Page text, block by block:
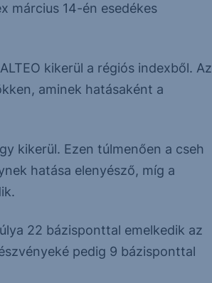
március 14-én esedékes
kikerül a régiós indexből. Az
aminek hatásaként a
kikerül. Ezen túlmenően a cseh
hatása elenyésző, míg a
22 bázisponttal emelkedik az
pedig 9 bázisponttal